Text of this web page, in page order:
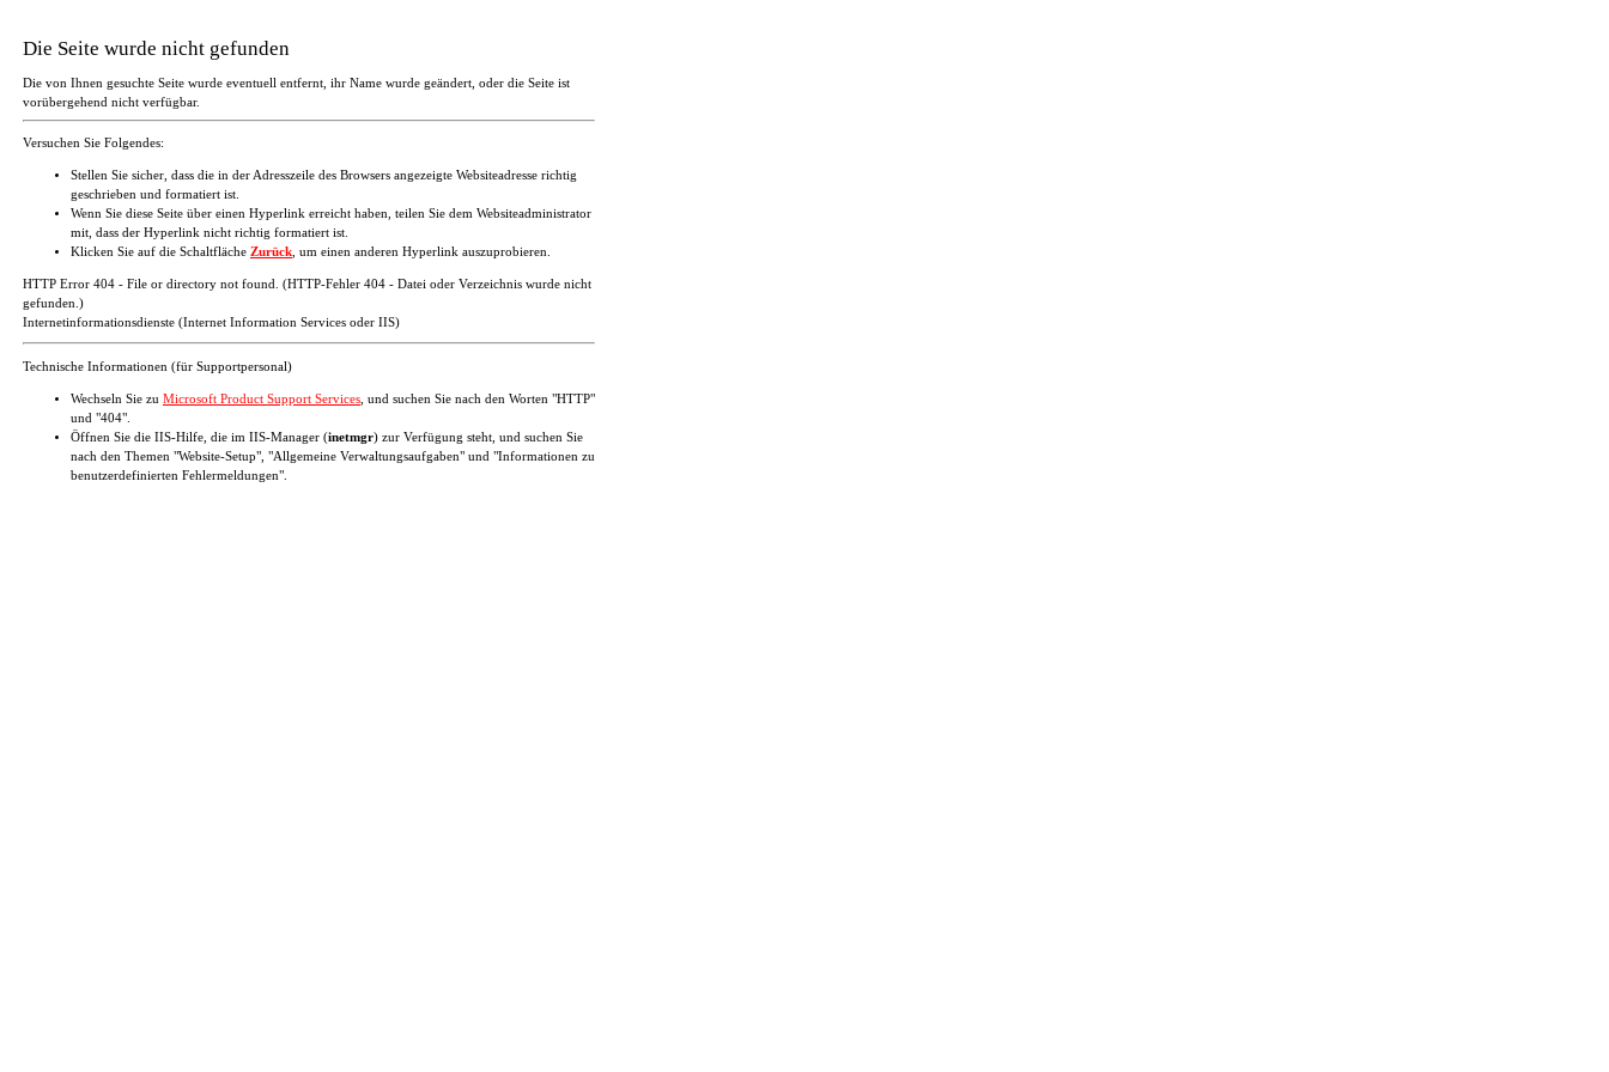
Die Seite wurde nicht gefunden
Die von Ihnen gesuchte Seite wurde eventuell entfernt, ihr Name wurde geändert, oder die Seite ist
vorübergehend nicht verfügbar.
Versuchen Sie Folgendes:
Stellen Sie sicher, dass die in der Adresszeile des Browsers angezeigte Websiteadresse richtig
geschrieben und formatiert ist.
Wenn Sie diese Seite über einen Hyperlink erreicht haben, teilen Sie dem Websiteadministrator
mit, dass der Hyperlink nicht richtig formatiert ist.
Klicken Sie auf die Schaltfläche Zurück , um einen anderen Hyperlink auszuprobieren.
HTTP Error 404 - File or directory not found. (HTTP-Fehler 404 - Datei oder Verzeichnis wurde nicht
gefunden.)
Internetinformationsdienste (Internet Information Services oder IIS)
Technische Informationen (für Supportpersonal)
Wechseln Sie zu Microsoft Product Support Services , und suchen Sie nach den Worten "HTTP"
und "404".
Öffnen Sie die IIS-Hilfe, die im IIS-Manager (inetmgr) zur Verfügung steht, und suchen Sie
nach den Themen "Website-Setup", "Allgemeine Verwaltungsaufgaben" und "Informationen zu
benutzerdefinierten Fehlermeldungen".